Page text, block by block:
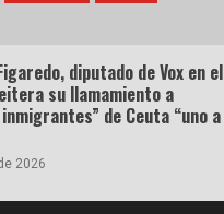
diputado de Vox en el
su llamamiento a
de Ceuta “uno a
2026